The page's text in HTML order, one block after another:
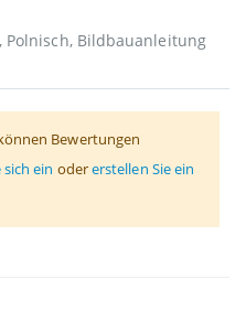
Polnisch, Bildbauanleitung
Bewertungen
sich ein odererstellen Sie ein